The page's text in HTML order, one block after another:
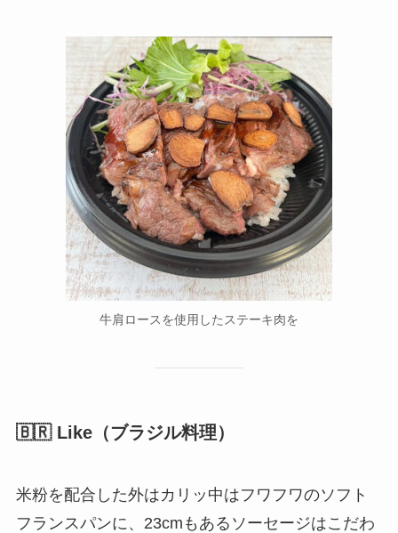
牛肩ロースを使用したステーキ肉を
🇧🇷 Like（ブラジル料理）
米粉を配合した外はカリッ中はフワフワのソフト
フランスパンに、23cmもあるソーセージはこだわ